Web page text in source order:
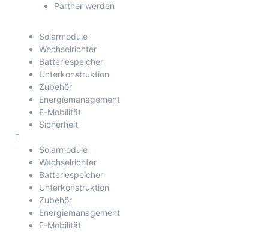
Partner werden
Solarmodule
Wechselrichter
Batteriespeicher
Unterkonstruktion
Zubehör
Energiemanagement
E-Mobilität
Sicherheit
Solarmodule
Wechselrichter
Batteriespeicher
Unterkonstruktion
Zubehör
Energiemanagement
E-Mobilität